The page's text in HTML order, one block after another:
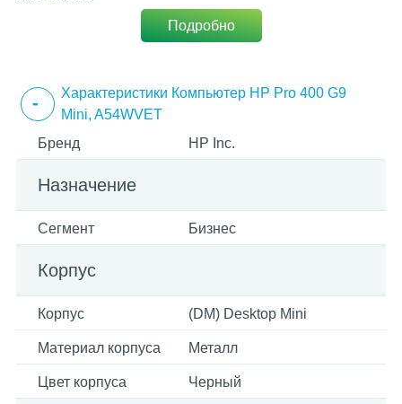
Подробно
Характеристики Компьютер HP Pro 400 G9
Mini, A54WVET
Бренд
HP Inc.
Назначение
Сегмент Бизнес
Корпус
Корпус (DM) Desktop Mini
Материал корпуса Металл
Цвет корпуса Черный